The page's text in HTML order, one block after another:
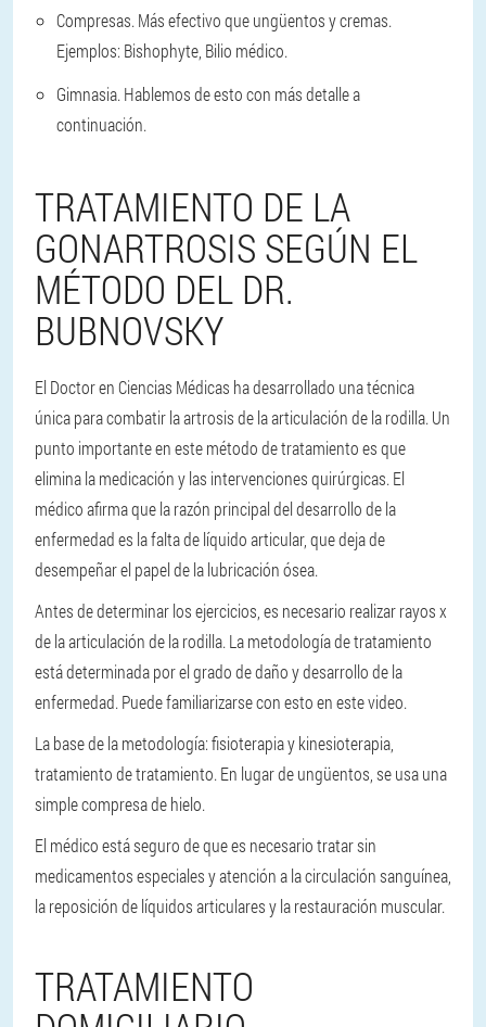
Compresas. Más efectivo que ungüentos y cremas.
Ejemplos: Bishophyte, Bilio médico.
Gimnasia. Hablemos de esto con más detalle a
continuación.
TRATAMIENTO DE LA
GONARTROSIS SEGÚN EL
MÉTODO DEL DR.
BUBNOVSKY
El Doctor en Ciencias Médicas ha desarrollado una técnica
única para combatir la artrosis de la articulación de la rodilla. Un
punto importante en este método de tratamiento es que
elimina la medicación y las intervenciones quirúrgicas. El
médico afirma que la razón principal del desarrollo de la
enfermedad es la falta de líquido articular, que deja de
desempeñar el papel de la lubricación ósea.
Antes de determinar los ejercicios, es necesario realizar rayos x
de la articulación de la rodilla. La metodología de tratamiento
está determinada por el grado de daño y desarrollo de la
enfermedad. Puede familiarizarse con esto en este video.
La base de la metodología: fisioterapia y kinesioterapia,
tratamiento de tratamiento. En lugar de ungüentos, se usa una
simple compresa de hielo.
El médico está seguro de que es necesario tratar sin
medicamentos especiales y atención a la circulación sanguínea,
la reposición de líquidos articulares y la restauración muscular.
TRATAMIENTO